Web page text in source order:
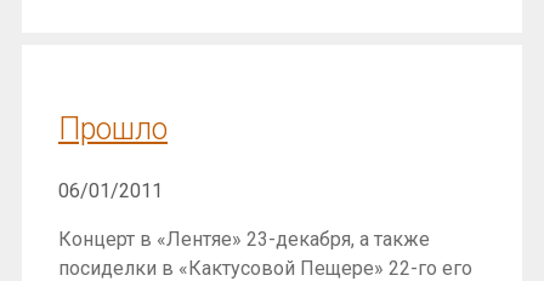
Прошло
06/01/2011
Концерт в «Лентяе» 23-декабря, а также
посиделки в «Кактусовой Пещере» 22-го его